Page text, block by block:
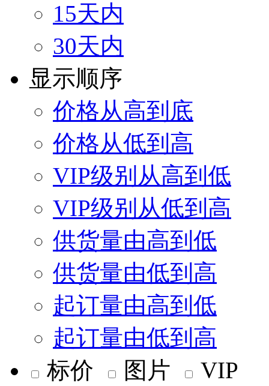
15天内
30天内
显示顺序
价格从高到底
价格从低到高
VIP级别从高到低
VIP级别从低到高
供货量由高到低
供货量由低到高
起订量由高到低
起订量由低到高
标价
图片 VIP